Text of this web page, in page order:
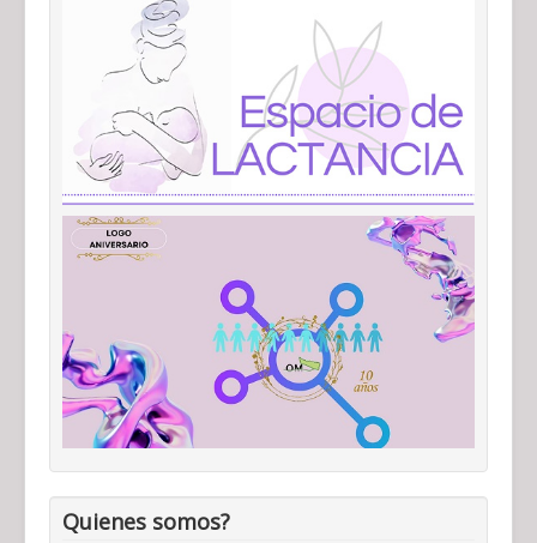
Quienes somos?